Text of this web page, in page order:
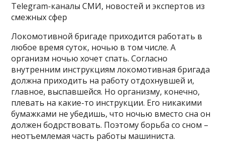
Telegram-каналы СМИ, новостей и экспертов из
смежных сфер
Локомотивной бригаде приходится работать в
любое время суток, ночью в том числе. А
организм ночью хочет спать. Согласно
внутренним инструкциям локомотивная бригада
должна приходить на работу отдохнувшей и,
главное, выспавшейся. Но организму, конечно,
плевать на какие-то инструкции. Его никакими
бумажками не убедишь, что ночью вместо сна он
должен бодрствовать. Поэтому борьба со сном –
неотъемлемая часть работы машиниста.